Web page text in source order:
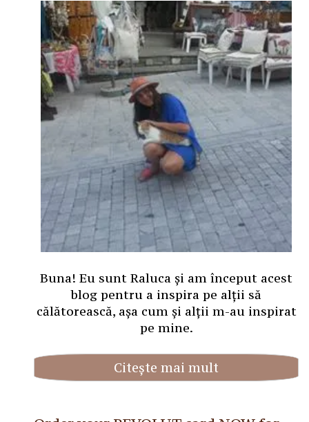
Buna! Eu sunt Raluca și am început acest
blog pentru a inspira pe alții să
călătorească, așa cum și alții m-au inspirat
pe mine.
Citește mai mult